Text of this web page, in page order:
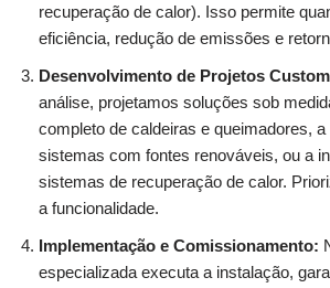
recuperação de calor). Isso permite
eficiência, redução de emissões e
Desenvolvimento de Projetos
análise, projetamos soluções sob
completo de caldeiras e queimadores,
sistemas com fontes renováveis, ou a
sistemas de recuperação de calor.
a funcionalidade.
Implementação e Comissionamento:
especializada executa a instalação,